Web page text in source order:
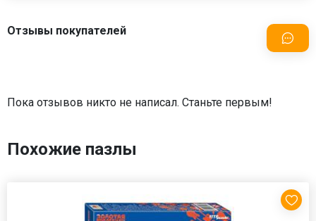
Отзывы покупателей
Пока отзывов никто не написал. Станьте первым!
Похожие пазлы